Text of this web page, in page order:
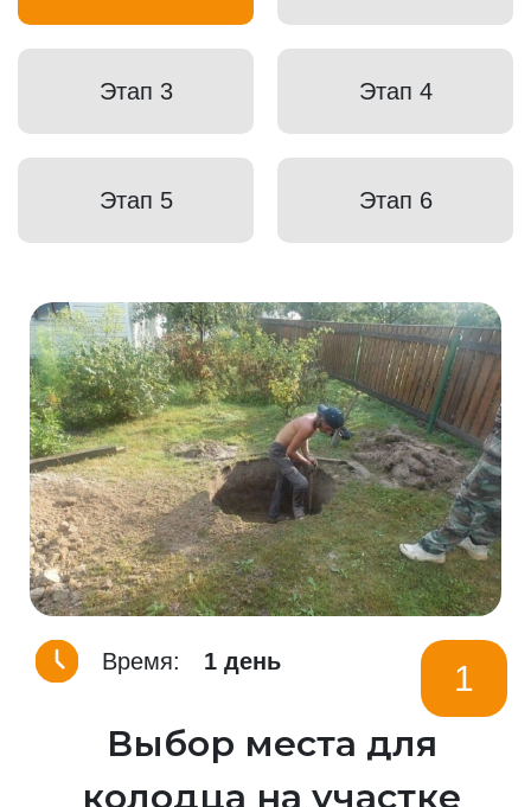
Этап 3 Этап 4
Этап 5 Этап 6
Время: 1 день 1
Выбор места для
колодца на участке